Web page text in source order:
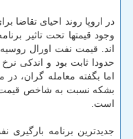
در اروپا روند احیای تقاضا
وجود قیمتها تحت تاثیر
اند. قیمت نفت اورال
حدودا ثابت بود و اندکی
اما بگفته معامله گران،
بشکه نسبت به شاخص قیمت
است.
جدیدترین برنامه